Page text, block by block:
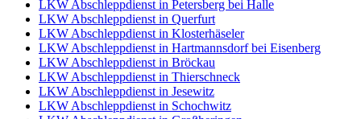
LKW Abschleppdienst in Petersberg bei Halle
LKW Abschleppdienst in Querfurt
LKW Abschleppdienst in Klosterhäseler
LKW Abschleppdienst in Hartmannsdorf bei Eisenberg
LKW Abschleppdienst in Bröckau
LKW Abschleppdienst in Thierschneck
LKW Abschleppdienst in Jesewitz
LKW Abschleppdienst in Schochwitz